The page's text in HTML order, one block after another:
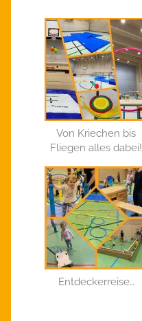
Von Kriechen bis
Fliegen alles dabei!
Entdeckerreise…